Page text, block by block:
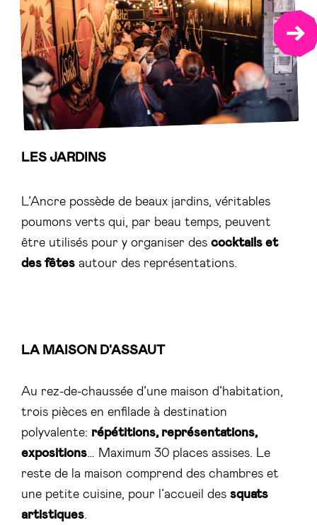
LES JARDINS
L’Ancre possède de beaux jardins, véritables
poumons verts qui, par beau temps, peuvent
être utilisés pour y organiser des cocktails et
des fêtesautour des représentations.
LA MAISON D'ASSAUT
Au rez-de-chaussée d’une maison d’habitation,
trois pièces en enfilade à destination
polyvalente: répétitions, représentations,
expositions… Maximum 30 places assises. Le
reste de la maison comprend des chambres et
une petite cuisine, pour l’accueil des squats
artistiques.